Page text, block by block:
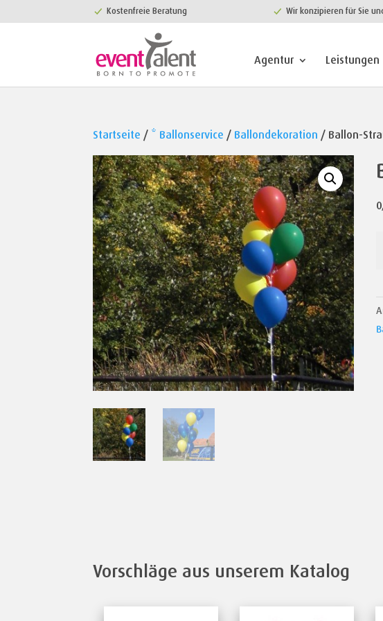
Kostenfreie Beratung Wir konzipieren für Sie
Agentur Leistungen
Startseite / * Ballonservice / Ballondekoration / Ballon-
Vorschläge aus unserem Katalog